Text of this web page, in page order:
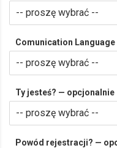
Comunication Language
Ty jesteś? — opcjonalnie
Powód rejestracji? —